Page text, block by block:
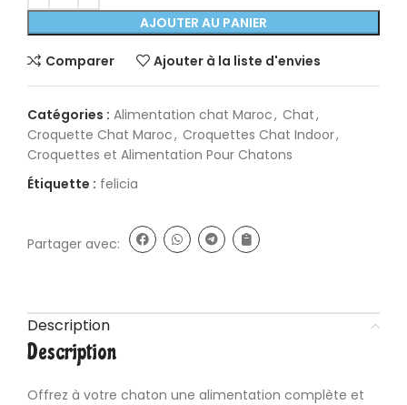
AJOUTER AU PANIER
Comparer Ajouter à la liste d'envies
Catégories : Alimentation chat Maroc, Chat,
Croquette Chat Maroc, Croquettes Chat Indoor,
Croquettes et Alimentation Pour Chatons
Étiquette : felicia
Partager avec:
Description
Description
Offrez à votre chaton une alimentation complète et